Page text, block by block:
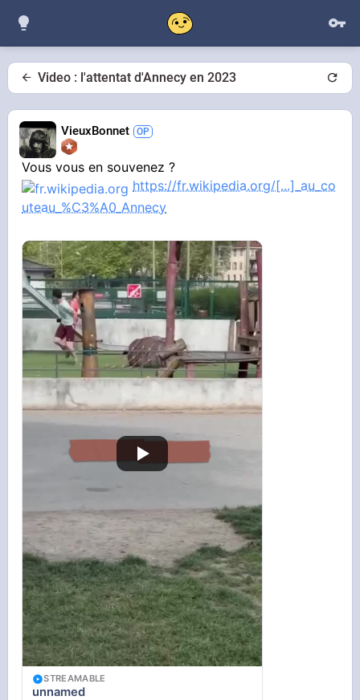
Video : l'attentat d'Annecy en 2023
VieuxBonnet
Vous vous en souvenez ?
https://fr.wikipedia.org/[...]_au_co
uteau_%C3%A0_Annecy
STREAMABLE
unnamed